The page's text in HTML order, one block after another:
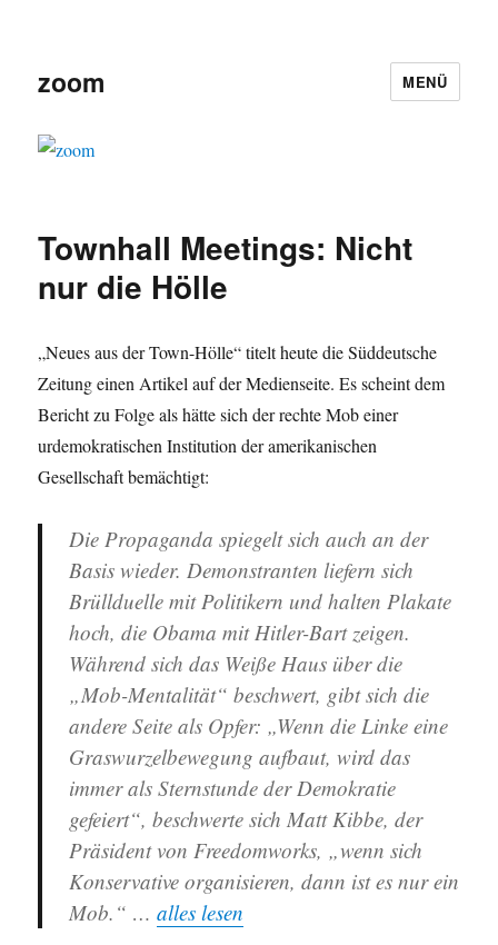
zoom MENÜ
Townhall Meetings: Nicht
nur die Hölle
„Neues aus der Town-Hölle“ titelt heute die Süddeutsche
Zeitung einen Artikel auf der Medienseite. Es scheint dem
Bericht zu Folge als hätte sich der rechte Mob einer
urdemokratischen Institution der amerikanischen
Gesellschaft bemächtigt:
Die Propaganda spiegelt sich auch an der
Basis wieder. Demonstranten liefern sich
Brüllduelle mit Politikern und halten Plakate
hoch, die Obama mit Hitler-Bart zeigen.
Während sich das Weiße Haus über die
„Mob-Mentalität“ beschwert, gibt sich die
andere Seite als Opfer: „Wenn die Linke eine
Graswurzelbewegung aufbaut, wird das
immer als Sternstunde der Demokratie
gefeiert“, beschwerte sich Matt Kibbe, der
Präsident von Freedomworks, „wenn sich
Konservative organisieren, dann ist es nur ein
Mob.“ …alles lesen